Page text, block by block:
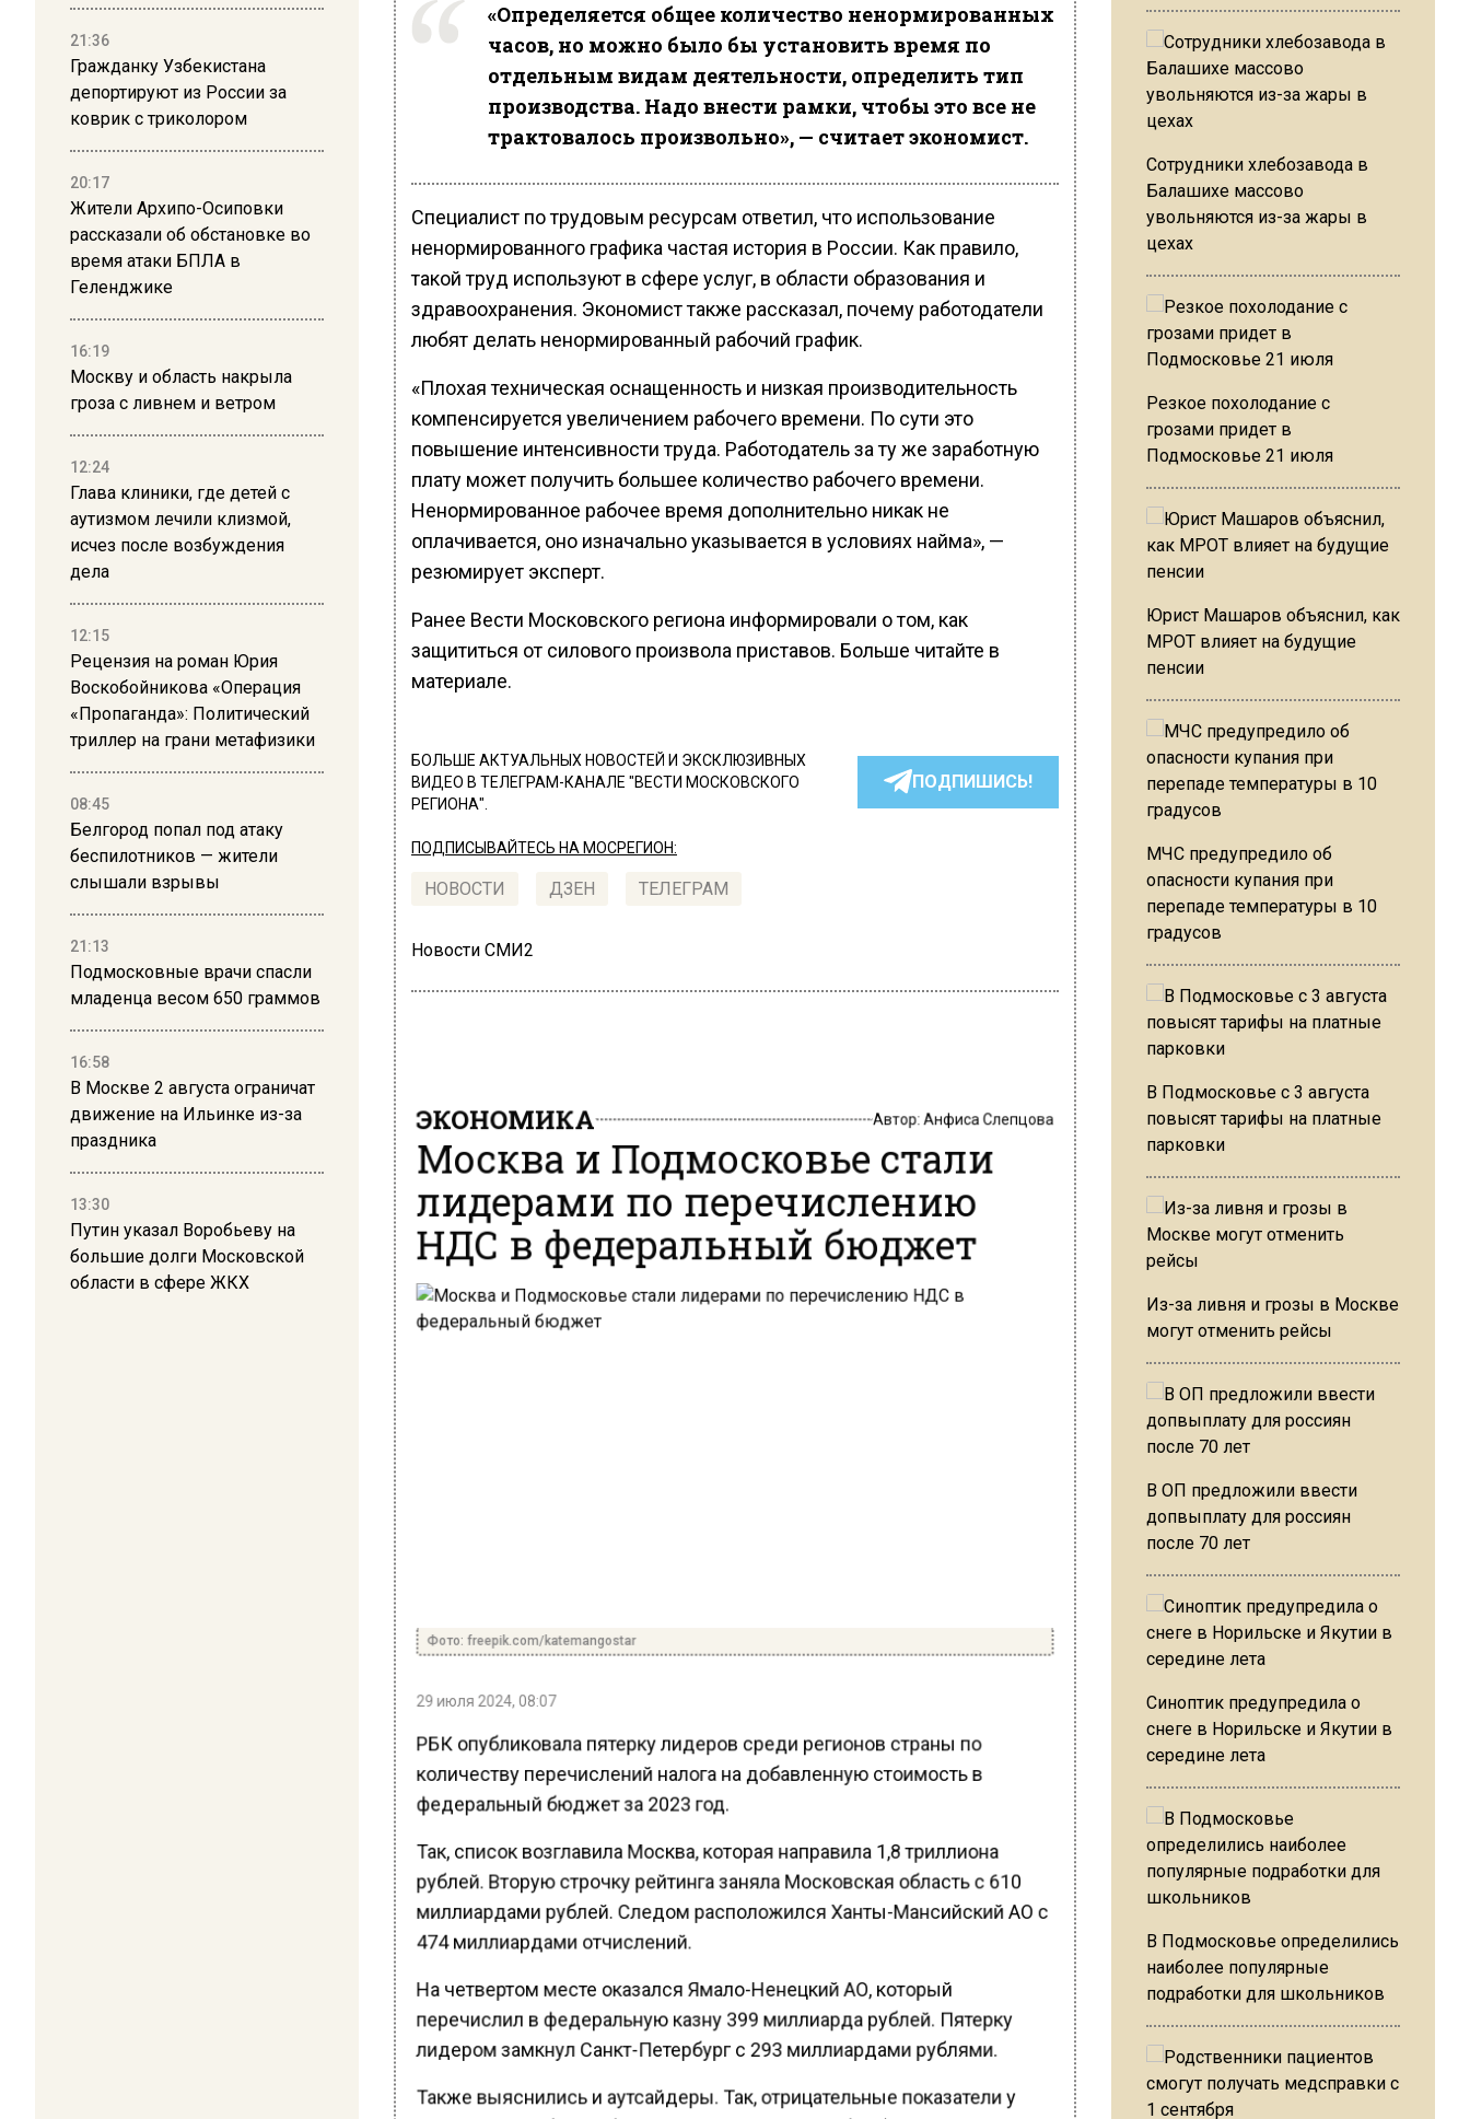
21:36
Гражданку Узбекистана
депортируют из России за
коврик с триколором
20:17
Жители Архипо-Осиповки
рассказали об обстановке во
время атаки БПЛА в
Геленджике
16:19
Москву и область накрыла
гроза с ливнем и ветром
12:24
Глава клиники, где детей с
аутизмом лечили клизмой,
исчез после возбуждения
дела
12:15
Рецензия на роман Юрия
Воскобойникова «Операция
«Пропаганда»: Политический
триллер на грани метафизики
08:45
Белгород попал под атаку
беспилотников — жители
слышали взрывы
21:13
Подмосковные врачи спасли
младенца весом 650 граммов
16:58
В Москве 2 августа ограничат
движение на Ильинке из-за
праздника
13:30
Путин указал Воробьеву на
большие долги Московской
области в сфере ЖКХ
«Определяется общее количество ненормированных
часов, но можно было бы установить время по
отдельным видам деятельности, определить тип
производства. Надо внести рамки, чтобы это все не
трактовалось произвольно», — считает экономист.
Специалист по трудовым ресурсам ответил, что использование
ненормированного графика частая история в России. Как правило,
такой труд используют в сфере услуг, в области образования и
здравоохранения. Экономист также рассказал, почему работодатели
любят делать ненормированный рабочий график.
«Плохая техническая оснащенность и низкая производительность
компенсируется увеличением рабочего времени. По сути это
повышение интенсивности труда. Работодатель за ту же заработную
плату может получить большее количество рабочего времени.
Ненормированное рабочее время дополнительно никак не
оплачивается, оно изначально указывается в условиях найма», —
резюмирует эксперт.
Ранее Вести Московского региона информировали о том, как
защититься от силового произвола приставов. Больше читайте в
материале.
БОЛЬШЕ АКТУАЛЬНЫХ НОВОСТЕЙ И ЭКСКЛЮЗИВНЫХ
ВИДЕО В ТЕЛЕГРАМ-КАНАЛЕ "ВЕСТИ МОСКОВСКОГО
РЕГИОНА".
ПОДПИШИСЬ!
ПОДПИСЫВАЙТЕСЬ НА МОСРЕГИОН:
НОВОСТИ ДЗЕН ТЕЛЕГРАМ
Новости СМИ2
ЭКОНОМИКА
Москва и Подмосковье стали
лидерами по перечислению
НДС в федеральный бюджет
Фото: freepik.com/katemangostar
29 июля 2024, 08:07
РБК опубликовала пятерку лидеров среди регионов страны по
количеству перечислений налога на добавленную стоимость в
федеральный бюджет за 2023 год.
Так, список возглавила Москва, которая направила 1,8 триллиона
рублей. Вторую строчку рейтинга заняла Московская область с 610
миллиардами рублей. Следом расположился Ханты-Мансийский АО с
474 миллиардами отчислений.
На четвертом месте оказался Ямало-Ненецкий АО, который
перечислил в федеральную казну 399 миллиарда рублей. Пятерку
лидером замкнул Санкт-Петербург с 293 миллиардами рублями.
Также выяснились и аутсайдеры. Так, отрицательные показатели у
Сотрудники хлебозавода в
Балашихе массово
увольняются из-за жары в
цехах
Резкое похолодание с
грозами придет в
Подмосковье 21 июля
Юрист Машаров объяснил, как
МРОТ влияет на будущие
пенсии
МЧС предупредило об
опасности купания при
перепаде температуры в 10
градусов
В Подмосковье с 3 августа
повысят тарифы на платные
парковки
Из-за ливня и грозы в Москве
могут отменить рейсы
В ОП предложили ввести
допвыплату для россиян
после 70 лет
Синоптик предупредила о
снеге в Норильске и Якутии в
середине лета
В Подмосковье определились
наиболее популярные
подработки для школьников